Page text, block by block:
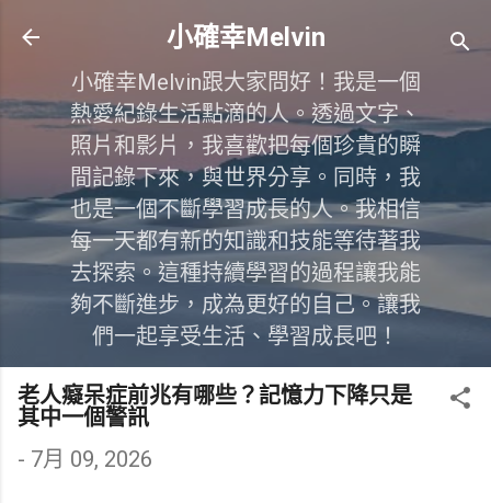
跳到主要內容
小確幸Melvin
小確幸Melvin跟大家問好！我是一個
熱愛紀錄生活點滴的人。透過文字、
照片和影片，我喜歡把每個珍貴的瞬
間記錄下來，與世界分享。同時，我
也是一個不斷學習成長的人。我相信
每一天都有新的知識和技能等待著我
去探索。這種持續學習的過程讓我能
夠不斷進步，成為更好的自己。讓我
們一起享受生活、學習成長吧！
老人癡呆症前兆有哪些？記憶力下降只是
其中一個警訊
- 7月 09, 2026